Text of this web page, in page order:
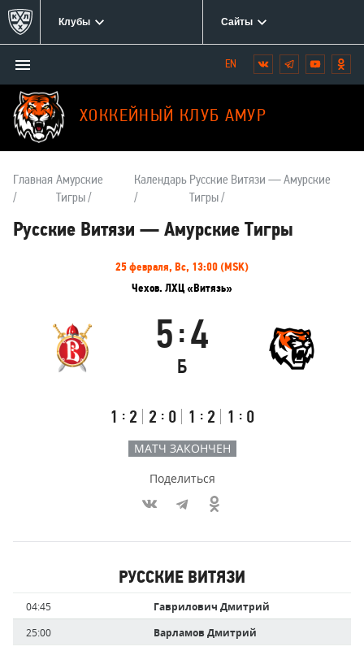
Клубы Сайты
ХОККЕЙНЫЙ КЛУБ АМУР
Открыть/
закрыть
меню
Мы
в
социальных
сетях:
Вконтакте
Telegram
YouTube
Главная Амурские
Тигры
Календарь Русские Витязи — Амурские
Тигры
Русские Витязи — Амурские Тигры
25 февраля, Вс, 13:00 (MSK)
Чехов. ЛХЦ «Витязь»
Русские
Витязи
Итоговый
5 : 4
Б
Счёт
Первый
тайм
1 : 2
Второй
тайм
2 : 0
Третий
тайм
1 : 2 Буллиты
1 : 0
Амурские
Тигры
МАТЧ ЗАКОНЧЕН
Поделиться
забившие
голы
РУССКИЕ ВИТЯЗИ
Время Имя
игрока
04:45
Гаврилович Дмитрий
25:00
Варламов Дмитрий